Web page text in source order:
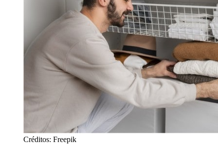
Créditos: Freepik